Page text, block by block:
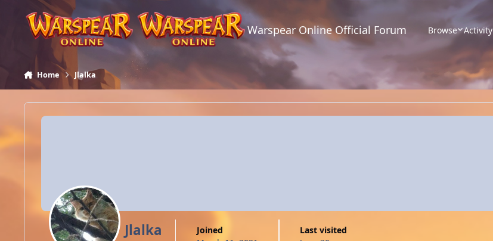
Skip to content
Warspear Online Official Forum Browse Activity
Home Jlalka
Jlalka
Joined
Last visited